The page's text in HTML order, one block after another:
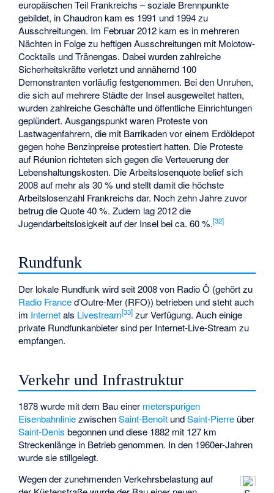
europäischen Teil Frankreichs – soziale Brennpunkte
gebildet, in Chaudron kam es 1991 und 1994 zu
Ausschreitungen. Im Februar 2012 kam es in mehreren
Nächten in Folge zu heftigen Ausschreitungen mit Molotow-
Cocktails und Tränengas. Dabei wurden zahlreiche
Sicherheitskräfte verletzt und annähernd 100
Demonstranten vorläufig festgenommen. Bei den Unruhen,
die sich auf mehrere Städte der Insel ausgeweitet hatten,
wurden zahlreiche Geschäfte und öffentliche Einrichtungen
geplündert. Ausgangspunkt waren Proteste von
Lastwagenfahrern, die mit Barrikaden vor einem Erdöldepot
gegen hohe Benzinpreise protestiert hatten. Die Proteste
auf Réunion richteten sich gegen die Verteuerung der
Lebenshaltungskosten. Die Arbeitslosenquote belief sich
2008 auf mehr als 30 % und stellt damit die höchste
Arbeitslosenzahl Frankreichs dar. Noch zehn Jahre zuvor
betrug die Quote 40 %. Zudem lag 2012 die
Jugendarbeitslosigkeit auf der Insel bei ca. 60 %.[32]
Rundfunk
Der lokale Rundfunk wird seit 2008 von Radio Ô (gehört zu
Radio Franced’Outre-Mer (RFO)) betrieben und steht auch
im Internetals Livestream[33] zur Verfügung. Auch einige
private Rundfunkanbieter sind per Internet-Live-Stream zu
empfangen.
Verkehr und Infrastruktur
1878 wurde mit dem Bau einer meterspurigen
EisenbahnliniezwischenSaint-Benoît undSaint-Pierre über
Saint-Denis begonnen und diese 1882 mit 127 km
Streckenlänge in Betrieb genommen. In den 1960er-Jahren
wurde sie stillgelegt.
Wegen der zunehmenden Verkehrsbelastung auf